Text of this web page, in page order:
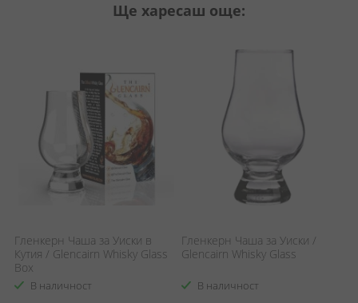
Ще харесаш още:
Гленкерн Чаша за Уиски в
Кутия / Glencairn Whisky Glass
Box
В наличност
Гленкерн Чаша за Уиски /
Glencairn Whisky Glass
В наличност